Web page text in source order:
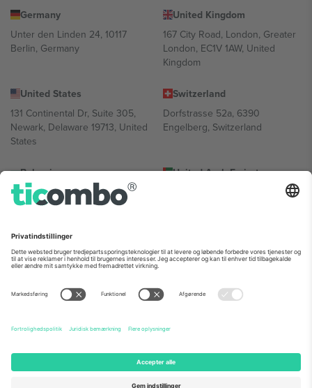
Germany
Unter den Linden 24, 10117
Berlin, Germany
United Kingdom
167 City Road, London, Greater
London, EC1V 1AW, United
Kingdom
United States
131 Continental Dr, Suite 305,
Newark, Delaware 19713, United
States
Switzerland
Dorfstrasse 52a, 6390
Engelberg, Switzerland
Bulgaria
Regus Sofia City West, bul
Totleben 53-55, 1606 Sofia,
United Arab Emirates
UAE Dubai Silicon Oasis, DDP
Mexico
Av Chapultepec 360, Roma
Norte, Cuauhtémoc, 06700
Ciudad de México, CDMX,
sted, begivenhed og/eller domæne. For detaljer se den specifikke
begivenhedsside, tryk og vilkår.,Virksomhed
Ticombo. Alle rettigheder forbeholdes.